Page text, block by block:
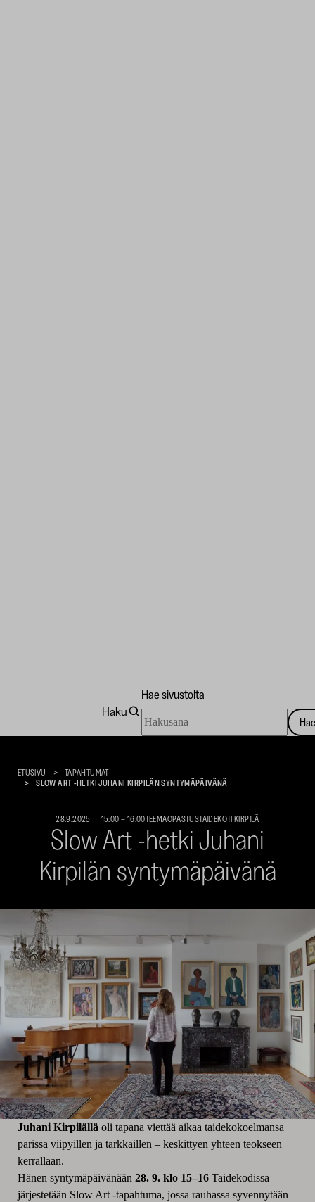
Taidekoti
Haku
Hae sivustolta
sivustolta
ETUSIVU
TAPAHTUMAT
SLOW ART -HETKI JUHANI KIRPILÄN SYNTYMÄPÄIVÄNÄ
28.9.2025 15:00– 16:00TEEMAOPASTUSTAIDEKOTI KIRPILÄ
Slow Art -hetki Juhani
Kirpilän syntymäpäivänä
Juhani Kirpilällä oli tapana viettää aikaa taidekokoelmansa
parissa viipyillen ja tarkkaillen – keskittyen yhteen teokseen
kerrallaan.
Hänen syntymäpäivänään 28. 9. klo 15–16 Taidekodissa
järjestetään Slow Art -tapahtuma, jossa rauhassa syvennytään